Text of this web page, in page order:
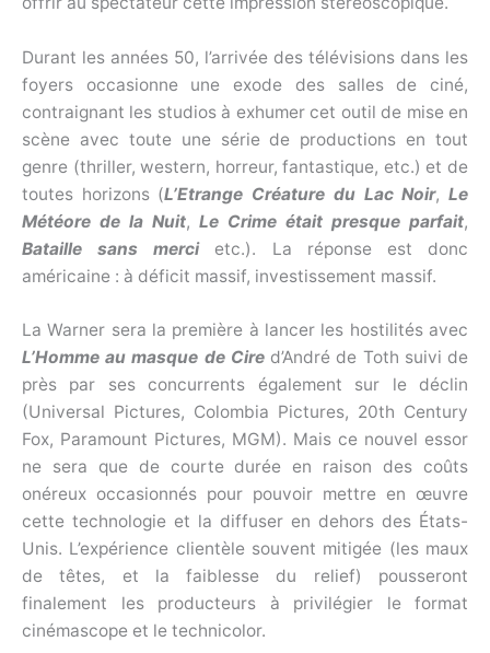
Durant les années 50, l’arrivée des télévisions dans les
foyers occasionne une exode des salles de ciné,
contraignant les studios à exhumer cet outil de mise en
scène avec toute une série de productions en tout
genre (thriller, western, horreur, fantastique, etc.) et de
toutes horizons (L’Etrange Créature du Lac Noir,Le
Météore de la Nuit, Le Crime était presque parfait,
Bataille sans merci etc.). La réponse est donc
américaine : à déficit massif, investissement massif.
La Warner sera la première à lancer les hostilités avec
L’Homme au masque de Cired’André de Toth suivi de
près par ses concurrents également sur le déclin
(Universal Pictures, Colombia Pictures, 20th Century
Fox, Paramount Pictures, MGM). Mais ce nouvel essor
ne sera que de courte durée en raison des coûts
onéreux occasionnés pour pouvoir mettre en œuvre
cette technologie et la diffuser en dehors des États-
Unis. L’expérience clientèle souvent mitigée (les maux
de têtes, et la faiblesse du relief) pousseront
finalement les producteurs à privilégier le format
cinémascope et le technicolor.